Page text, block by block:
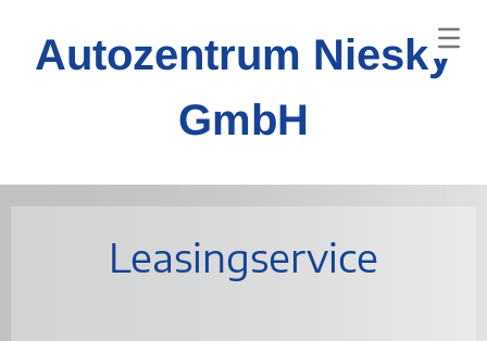
Autozentrum Niesky
GmbH
Leasingservice